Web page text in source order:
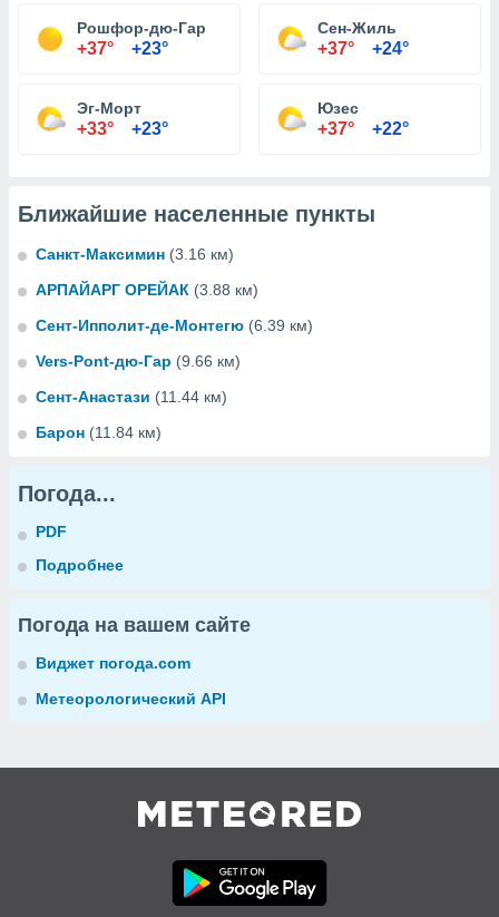
Рошфор-дю-Гар
+37° +23°
Сен-Жиль
+37° +24°
Эг-Морт
+33° +23°
Юзес
+37° +22°
Ближайшие населенные пункты
Санкт-Максимин (3.16 км)
АРПАЙАРГ ОРЕЙАК (3.88 км)
Сент-Ипполит-де-Монтегю (6.39 км)
Vers-Pont-дю-Гар (9.66 км)
Сент-Анастази (11.44 км)
Барон (11.84 км)
Погода...
PDF
Подробнее
Погода на вашем сайте
Виджет погода.com
Метеорологический API